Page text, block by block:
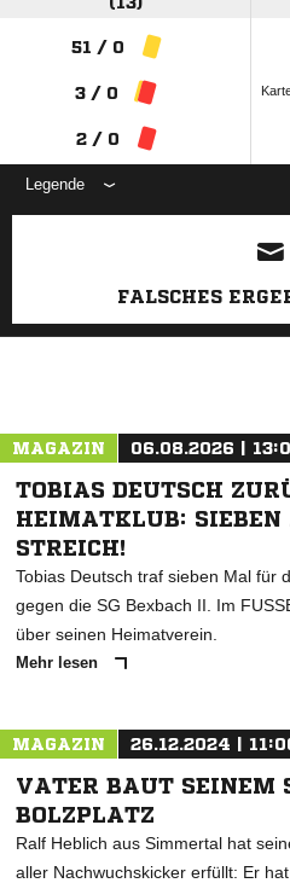
51 / 0
3 / 0
2 / 0
Legende
FALSCHES
MAGAZIN 06.08.2026 |
TOBIAS DEUTSCH
HEIMATKLUB: SIEBEN
STREICH!
Tobias Deutsch traf sieben Mal für
gegen die SG Bexbach II. Im
über seinen Heimatverein.
Mehr lesen
MAGAZIN 26.12.2024 |
VATER BAUT SEINEM
BOLZPLATZ
Ralf Heblich aus Simmertal hat
aller Nachwuchskicker erfüllt: Er